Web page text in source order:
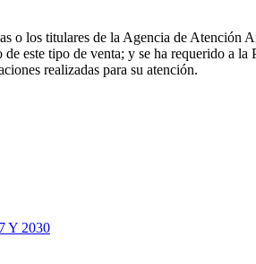
o los titulares de la Agencia de Atención
este tipo de venta; y se ha requerido a la
realizadas para su atención.